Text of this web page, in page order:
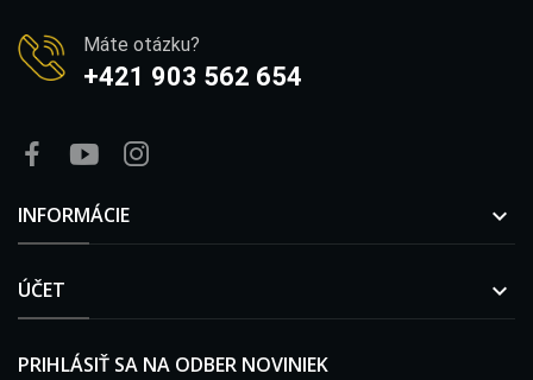
Máte otázku?
+421 903 562 654
INFORMÁCIE 
ÚČET 
PRIHLÁSIŤ SA NA ODBER NOVINIEK